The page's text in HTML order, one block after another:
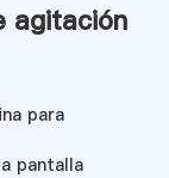
agitación
para
pantalla